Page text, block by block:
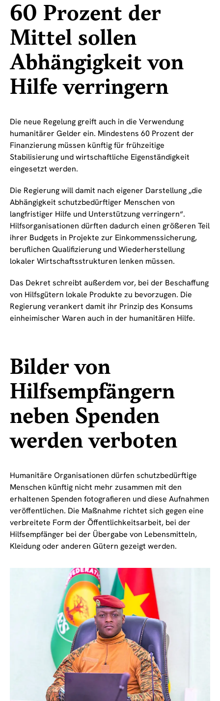
60 Prozent der
Mittel sollen
Abhängigkeit von
Hilfe verringern
Die neue Regelung greift auch in die Verwendung
humanitärer Gelder ein. Mindestens 60 Prozent der
Finanzierung müssen künftig für frühzeitige
Stabilisierung und wirtschaftliche Eigenständigkeit
eingesetzt werden.
Die Regierung will damit nach eigener Darstellung „die
Abhängigkeit schutzbedürftiger Menschen von
langfristiger Hilfe und Unterstützung verringern“.
Hilfsorganisationen dürften dadurch einen größeren Teil
ihrer Budgets in Projekte zur Einkommenssicherung,
beruflichen Qualifizierung und Wiederherstellung
lokaler Wirtschaftsstrukturen lenken müssen.
Das Dekret schreibt außerdem vor, bei der Beschaffung
von Hilfsgütern lokale Produkte zu bevorzugen. Die
Regierung verankert damit ihr Prinzip des Konsums
einheimischer Waren auch in der humanitären Hilfe.
Bilder von
Hilfsempfängern
neben Spenden
werden verboten
Humanitäre Organisationen dürfen schutzbedürftige
Menschen künftig nicht mehr zusammen mit den
erhaltenen Spenden fotografieren und diese Aufnahmen
veröffentlichen. Die Maßnahme richtet sich gegen eine
verbreitete Form der Öffentlichkeitsarbeit, bei der
Hilfsempfänger bei der Übergabe von Lebensmitteln,
Kleidung oder anderen Gütern gezeigt werden.